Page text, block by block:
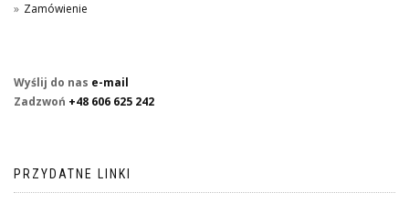
Zamówienie
Wyślij do nas e-mail
Zadzwoń +48 606 625 242
PRZYDATNE LINKI